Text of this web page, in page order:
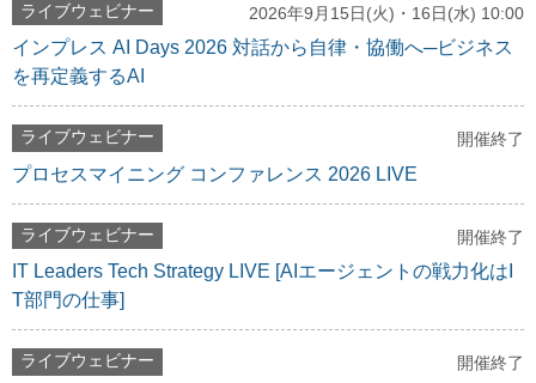
ライブウェビナー 2026年9月15日(火)・16日(水) 10:00
インプレス AI Days 2026 対話から自律・協働へ─ビジネス
を再定義するAI
ライブウェビナー 開催終了
プロセスマイニング コンファレンス 2026 LIVE
ライブウェビナー 開催終了
IT Leaders Tech Strategy LIVE [AIエージェントの戦力化はI
T部門の仕事]
ライブウェビナー 開催終了